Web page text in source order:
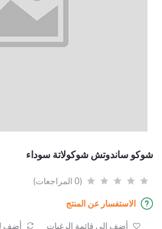
شوكو ساندوتش شوكولاتة سوداء
(0 المراجعات)
الاستفسار عن المنتج
أضف إلى قائمة الرغبات أضف